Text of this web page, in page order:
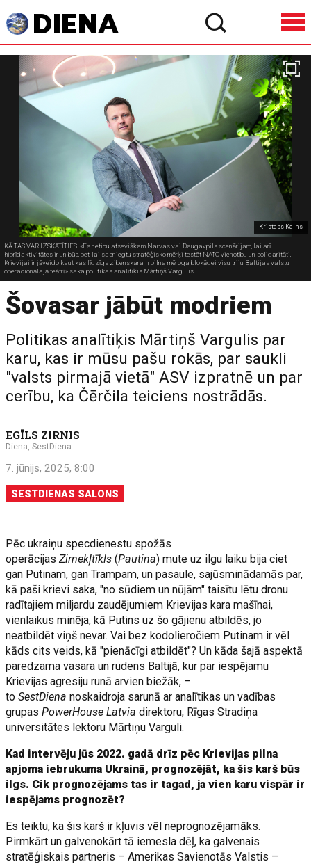
Kristaps Kalns
KĀ TAS VAR IZSKATĪTIES. «Es neticu atsevišķam Narvas vai Daugavpils scenārijam, lai arī
hibrīdaktivitātes ir un būs, bet, lai sasniegtu stratēģisko mērķi testēt NATO vienotību un solidaritāti,
Krievijai ir jāveido kaut kas līdzīgs zibenskaram, pilna mēroga blokādei visu triju Baltijas valstu
operacionālajā teātrī,» saka politikas analītiķis Mārtiņš Vargulis
Šovasar jābūt modriem
Politikas analītiķis Mārtiņš Vargulis par
karu, kas ir mūsu pašu rokās, par saukli
"valsts pirmajā vietā" ASV izpratnē un par
cerību, ka Čērčila teiciens nostrādās.
EGĪLS ZIRNIS
Diena, SestDiena
7. jūnijs, 2025, 8:00
SESTDIENAS SALONS
Pēc ukraiņu specdienestu spožās
operācijasZirnekļtīkls(Pautina) mute uz ilgu laiku bija ciet
gan Putinam, gan Trampam, un pasaule, sajūsminādamās par,
kā paši krievi saka, "no sūdiem un nūjām" taisītu lētu dronu
radītajiem miljardu zaudējumiem Krievijas kara mašīnai,
vienlaikus minēja, kā Putins uz šo gājienu atbildēs, jo
neatbildēt viņš nevar. Vai bez kodolieročiem Putinam ir vēl
kāds cits veids, kā "pienācīgi atbildēt"? Un kāda šajā aspektā
paredzama vasara un rudens Baltijā, kur par iespējamu
Krievijas agresiju runā arvien biežāk, –
toSestDienanoskaidroja sarunā ar analītikas un vadības
grupasPowerHouse Latvia direktoru, Rīgas Stradiņa
universitātes lektoru Mārtiņu Varguli.
Kad intervēju jūs 2022. gadā drīz pēc Krievijas pilna
apjoma iebrukuma Ukrainā, prognozējāt, ka šis karš būs
ilgs. Cik prognozējams tas ir tagad, ja vien karu vispār ir
iespējams prognozēt?
Es teiktu, ka šis karš ir kļuvis vēl neprognozējamāks.
Pirmkārt un galvenokārt tā iemesla dēļ, ka galvenais
stratēģiskais partneris – Amerikas Savienotās Valstis –